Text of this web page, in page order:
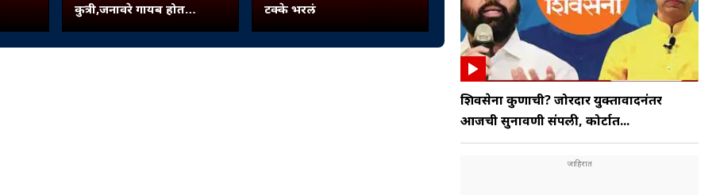
कुत्री,जनावरे गायब होत
असल्याने ग्रामस्थांमध्ये भीतीचे
वातावरण
टक्के भरलं
शिवसेना कुणाची? जोरदार युक्तावादनंतर
आजची सुनावणी संपली, कोर्टात...